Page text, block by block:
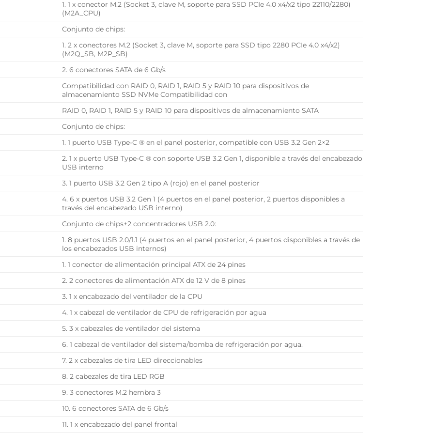
1. 1 x conector M.2 (Socket 3, clave M, soporte para SSD PCIe 4.0 x4/x2 tipo 22110/2280)
(M2A_CPU)
Conjunto de chips:
1. 2 x conectores M.2 (Socket 3, clave M, soporte para SSD tipo 2280 PCIe 4.0 x4/x2)
(M2Q_SB, M2P_SB)
2. 6 conectores SATA de 6 Gb/s
Compatibilidad con RAID 0, RAID 1, RAID 5 y RAID 10 para dispositivos de
almacenamiento SSD NVMe Compatibilidad con
RAID 0, RAID 1, RAID 5 y RAID 10 para dispositivos de almacenamiento SATA
Conjunto de chips:
1. 1 puerto USB Type-C ® en el panel posterior, compatible con USB 3.2 Gen 2×2
2. 1 x puerto USB Type-C ® con soporte USB 3.2 Gen 1, disponible a través del encabezado
USB interno
3. 1 puerto USB 3.2 Gen 2 tipo A (rojo) en el panel posterior
4. 6 x puertos USB 3.2 Gen 1 (4 puertos en el panel posterior, 2 puertos disponibles a
través del encabezado USB interno)
Conjunto de chips+2 concentradores USB 2.0:
1. 8 puertos USB 2.0/1.1 (4 puertos en el panel posterior, 4 puertos disponibles a través de
los encabezados USB internos)
1. 1 conector de alimentación principal ATX de 24 pines
2. 2 conectores de alimentación ATX de 12 V de 8 pines
3. 1 x encabezado del ventilador de la CPU
4. 1 x cabezal de ventilador de CPU de refrigeración por agua
5. 3 x cabezales de ventilador del sistema
6. 1 cabezal de ventilador del sistema/bomba de refrigeración por agua.
7. 2 x cabezales de tira LED direccionables
8. 2 cabezales de tira LED RGB
9. 3 conectores M.2 hembra 3
10. 6 conectores SATA de 6 Gb/s
11. 1 x encabezado del panel frontal